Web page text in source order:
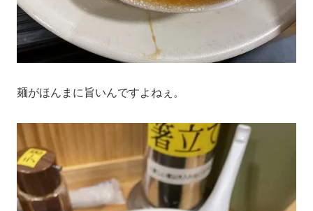
麺がほんまに旨いんですよねぇ。